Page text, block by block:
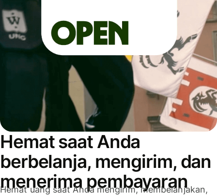
Hemat saat Anda
berbelanja, mengirim, dan
menerima pembayaran
Hemat uang saat Anda mengirim, membelanjakan,